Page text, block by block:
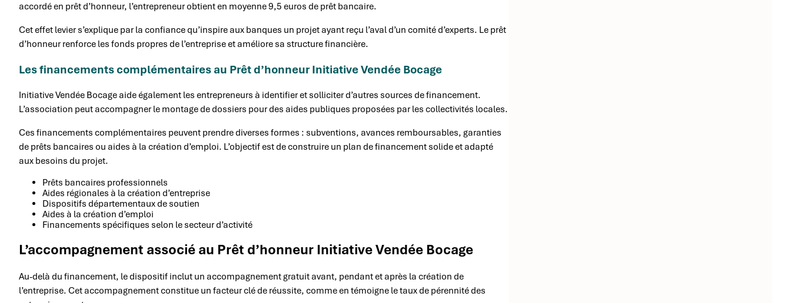
accordé en prêt d’honneur, l’entrepreneur obtient en moyenne 9,5 euros de prêt bancaire.
Cet effet levier s’explique par la confiance qu’inspire aux banques un projet ayant reçu l’aval d’un comité d’experts. Le prêt
d’honneur renforce les fonds propres de l’entreprise et améliore sa structure financière.
Les financements complémentaires au Prêt d’honneur Initiative Vendée Bocage
Initiative Vendée Bocage aide également les entrepreneurs à identifier et solliciter d’autres sources de financement.
L’association peut accompagner le montage de dossiers pour des aides publiques proposées par les collectivités locales.
Ces financements complémentaires peuvent prendre diverses formes : subventions, avances remboursables, garanties
de prêts bancaires ou aides à la création d’emploi. L’objectif est de construire un plan de financement solide et adapté
aux besoins du projet.
Prêts bancaires professionnels
Aides régionales à la création d’entreprise
Dispositifs départementaux de soutien
Aides à la création d’emploi
Financements spécifiques selon le secteur d’activité
L’accompagnement associé au Prêt d’honneur Initiative Vendée Bocage
Au-delà du financement, le dispositif inclut un accompagnement gratuit avant, pendant et après la création de
l’entreprise. Cet accompagnement constitue un facteur clé de réussite, comme en témoigne le taux de pérennité des